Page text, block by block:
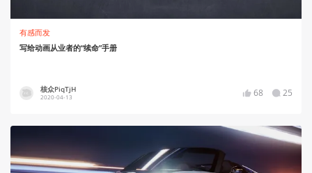
有感而发
写给动画从业者的“续命”手册
核众PiqTjH
2020-04-13 68 25